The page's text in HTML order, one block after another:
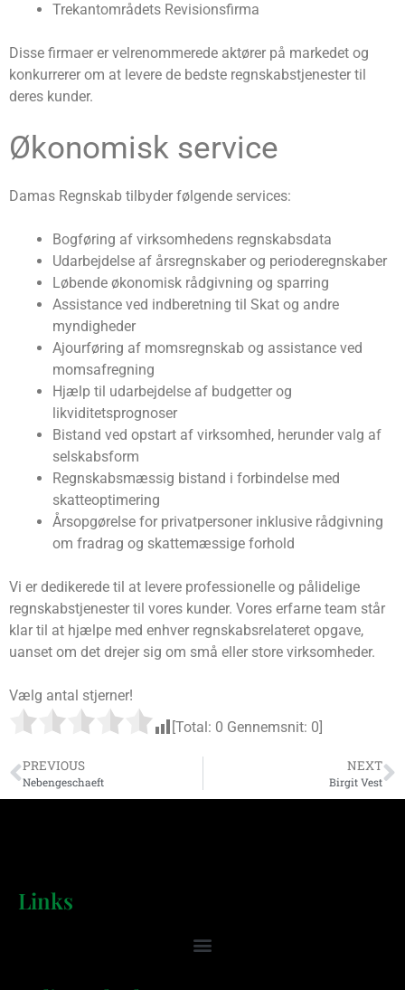
Trekantområdets Revisionsfirma
Disse firmaer er velrenommerede aktører på markedet og
konkurrerer om at levere de bedste regnskabstjenester til
deres kunder.
Økonomisk service
Damas Regnskab tilbyder følgende services:
Bogføring af virksomhedens regnskabsdata
Udarbejdelse af årsregnskaber og perioderegnskaber
Løbende økonomisk rådgivning og sparring
Assistance ved indberetning til Skat og andre
myndigheder
Ajourføring af momsregnskab og assistance ved
momsafregning
Hjælp til udarbejdelse af budgetter og
likviditetsprognoser
Bistand ved opstart af virksomhed, herunder valg af
selskabsform
Regnskabsmæssig bistand i forbindelse med
skatteoptimering
Årsopgørelse for privatpersoner inklusive rådgivning
om fradrag og skattemæssige forhold
Vi er dedikerede til at levere professionelle og pålidelige
regnskabstjenester til vores kunder. Vores erfarne team står
klar til at hjælpe med enhver regnskabsrelateret opgave,
uanset om det drejer sig om små eller store virksomheder.
Vælg antal stjerner!
[Total: 0 Gennemsnit: 0
PREVIOUS
Nebengeschaeft
NEXT
Birgit Vest
Links